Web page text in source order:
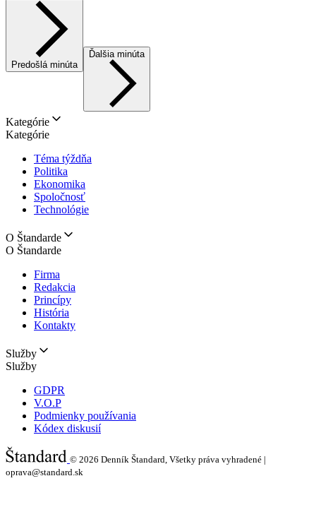
Predošlá minúta
Ďalšia minúta
Kategórie
Kategórie
Téma týždňa
Politika
Ekonomika
Spoločnosť
Technológie
O Štandarde
O Štandarde
Firma
Redakcia
Princípy
História
Kontakty
Služby
Služby
GDPR
V.O.P
Podmienky používania
Kódex diskusií
© 2026 Denník Štandard, Všetky práva vyhradené |
oprava@standard.sk